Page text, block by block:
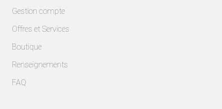
Gestion compte
Offres et Services
Boutique
Renseignements
FAQ